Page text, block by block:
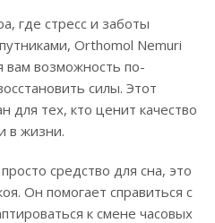
где стресс и заботы
Orthomol Nemuri
возможность по-
силы. Этот
для тех, кто ценит качество
в жизни.
средство для сна, это
Он помогает справиться с
к смене часовых